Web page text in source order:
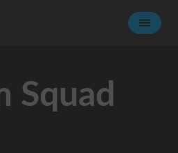
Squad